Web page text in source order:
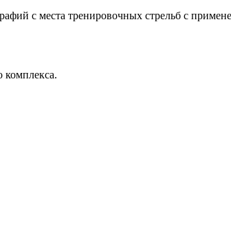
с места тренировочных стрельб с
комплекса.